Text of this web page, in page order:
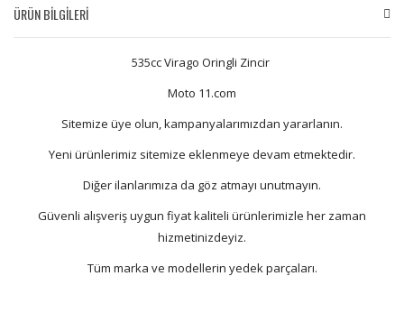
ÜRÜN BİLGİLERİ
535cc Virago Oringli Zincir
Moto 11.com
Sitemize üye olun, kampanyalarımızdan yararlanın.
Yeni ürünlerimiz sitemize eklenmeye devam etmektedir.
Diğer ilanlarımıza da göz atmayı unutmayın.
Güvenli alışveriş uygun fiyat kaliteli ürünlerimizle her zaman
hizmetinizdeyiz.
Tüm marka ve modellerin yedek parçaları.